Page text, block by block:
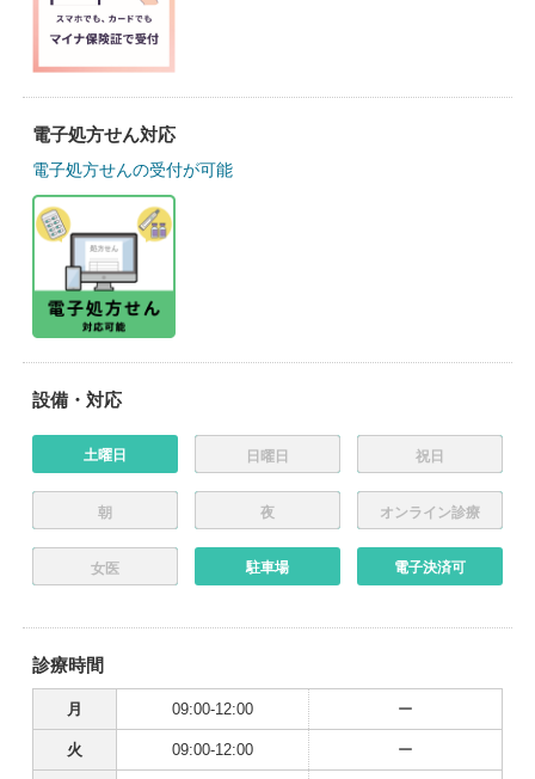
電子処方せん対応
電子処方せんの受付が可能
設備・対応
土曜日 日曜日 祝日
朝 夜 オンライン診療
女医 駐車場 電子決済可
診療時間
月 09:00-12:00 ー
火 09:00-12:00 ー